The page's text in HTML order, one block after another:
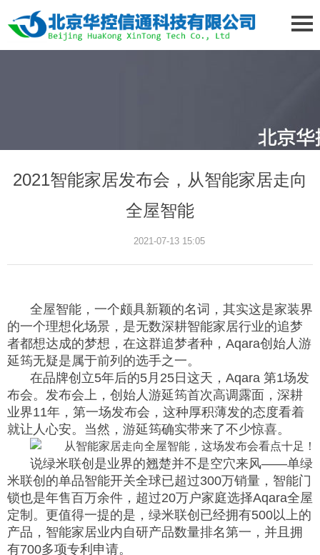
2021智能家居发布会，从智能家居走向
全屋智能
2021-07-13 15:05
全屋智能，一个颇具新颖的名词，其实这是家装界
的一个理想化场景，是无数深耕智能家居行业的追梦
者都想达成的梦想，在这群追梦者种，Aqara创始人游
延筠无疑是属于前列的选手之一。
在品牌创立5年后的5月25日这天，Aqara 第1场发
布会。发布会上，创始人游延筠首次高调露面，深耕
业界11年，第一场发布会，这种厚积薄发的态度看着
就让人心安。当然，游延筠确实带来了不少惊喜。
说绿米联创是业界的翘楚并不是空穴来风——单绿
米联创的单品智能开关全球已超过300万销量， 智能门
锁也是年售百万余件，超过20万户家庭选择Aqara全屋
定制。更值得一提的是，绿米联创已经拥有500以上的
产品，智能家居业内自研产品数量排名第一，并且拥
有700多项专利申请。